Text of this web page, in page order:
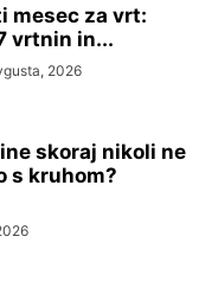
mesec za vrt:
vrtnin in...
2026
skoraj nikoli ne
s kruhom?